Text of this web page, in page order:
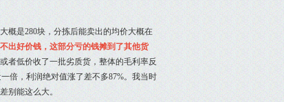
概是280块，分拣后能卖出的均价大概在
出好价钱，这部分亏的钱摊到了其他货
者低价收了一批劣质货，整体的毛利率反
倍，利润绝对值涨了差不多87%。我当时
别能这么大。